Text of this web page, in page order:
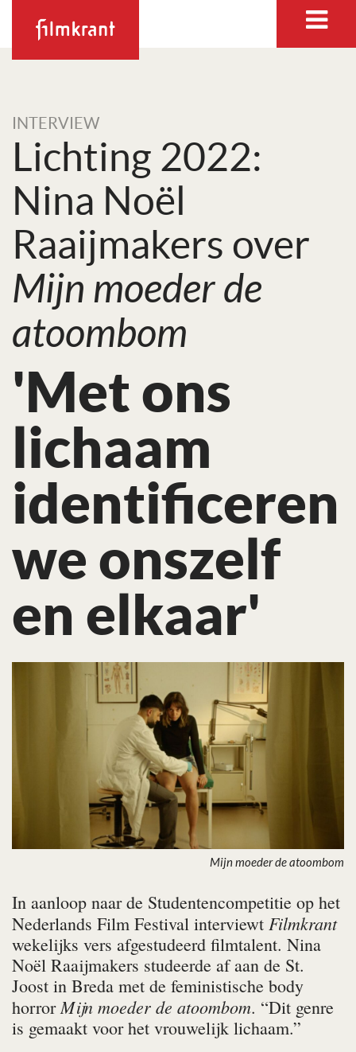
INTERVIEW
Lichting 2022:
Nina Noël
Raaijmakers over
Mijn moeder de
atoombom
'Met ons
lichaam
identifi­ceren
we onszelf
en elkaar'
Mijn moeder de atoombom
In aanloop naar de Studentencompetitie op het
Nederlands Film Festival interviewt Filmkrant
wekelijks vers afgestudeerd filmtalent. Nina
Noël Raaijmakers studeerde af aan de St.
Joost in Breda met de feministische body
horrorMijn moeder de atoombom. “Dit genre
is gemaakt voor het vrouwelijk lichaam.”